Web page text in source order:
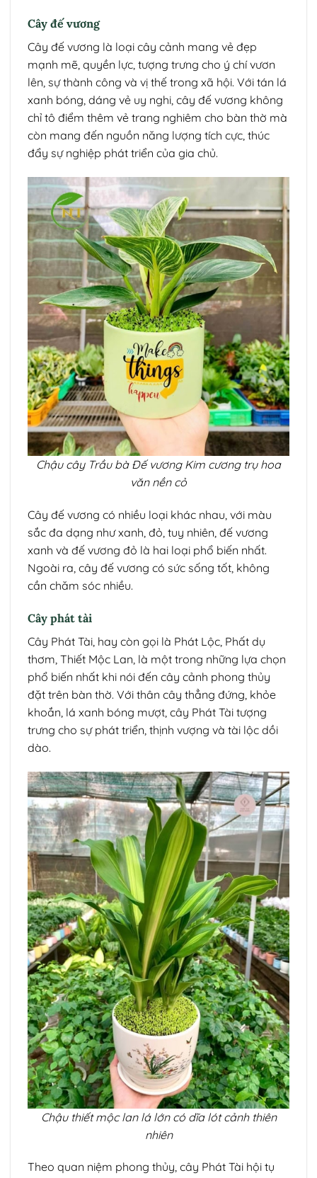
Cây đế vương
Cây đế vương là loại cây cảnh mang vẻ đẹp
mạnh mẽ, quyền lực, tượng trưng cho ý chí vươn
lên, sự thành công và vị thế trong xã hội. Với tán lá
xanh bóng, dáng vẻ uy nghi, cây đế vương không
chỉ tô điểm thêm vẻ trang nghiêm cho bàn thờ mà
còn mang đến nguồn năng lượng tích cực, thúc
đẩy sự nghiệp phát triển của gia chủ.
Chậu cây Trầu bà Đế vương Kim cương trụ hoa
văn nền cỏ
Cây đế vương có nhiều loại khác nhau, với màu
sắc đa dạng như xanh, đỏ, tuy nhiên, đế vương
xanh và đế vương đỏ là hai loại phổ biến nhất.
Ngoài ra, cây đế vương có sức sống tốt, không
cần chăm sóc nhiều.
Cây phát tài
Cây Phát Tài, hay còn gọi là Phát Lộc, Phất dụ
thơm, Thiết Mộc Lan, là một trong những lựa chọn
phổ biến nhất khi nói đến cây cảnh phong thủy
đặt trên bàn thờ. Với thân cây thẳng đứng, khỏe
khoắn, lá xanh bóng mượt, cây Phát Tài tượng
trưng cho sự phát triển, thịnh vượng và tài lộc dồi
dào.
Chậu thiết mộc lan lá lớn có dĩa lót cảnh thiên
nhiên
Theo quan niệm phong thủy, cây Phát Tài hội tụ